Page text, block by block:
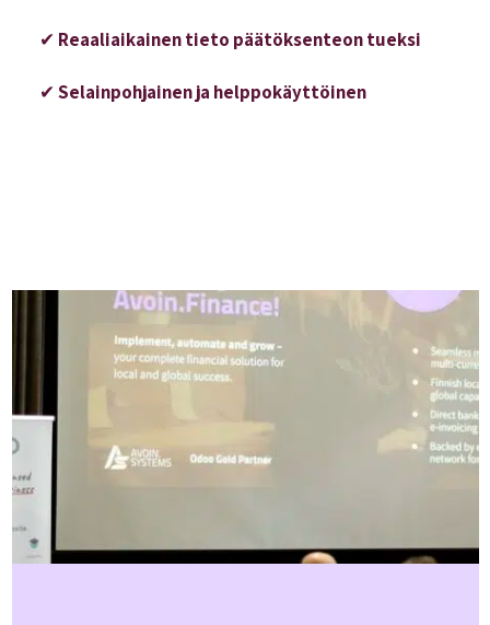
✔ Reaaliaikainen tieto päätöksenteon tueksi
✔Selainpohjainen ja helppokäyttöinen